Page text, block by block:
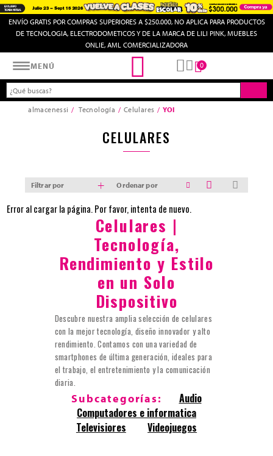
ENVÍO GRATIS POR COMPRAS SUPERIORES A $250.000, NO APLICA PARA PRODUCTOS
DE TECNOLOGIA, ELECTRODOMETICOS Y DE LA MARCA DE LILI PINK, MUEBLES
ONLIE, AML COMERCIALIZADORA
MENÚ
Almacenes SI
0
almacenessi Tecnología Celulares YOI
CELULARES
Filtrar por Ordenar por
Error al cargar la página. Por favor, intenta de nuevo.
Celulares |
Tecnología,
Rendimiento y Estilo
en un Solo
Dispositivo
Descubre nuestra amplia selección de celulares
con la mejor tecnología, diseño innovador y alto
rendimiento. Contamos con una variedad de
smartphones de última generación, ideales para
el trabajo, el entretenimiento y la comunicación
diaria.
Subcategorías:
Audio
Computadores e informatica
Televisiores
Videojuegos